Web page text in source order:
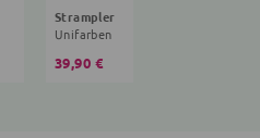
Strampler
Unifarben
39,90 €